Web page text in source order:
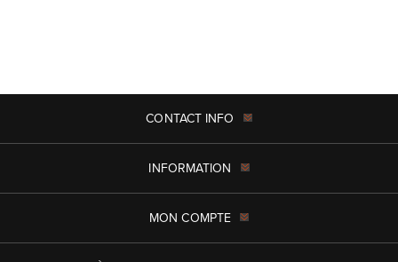
CONTACT INFO
INFORMATION
MON COMPTE